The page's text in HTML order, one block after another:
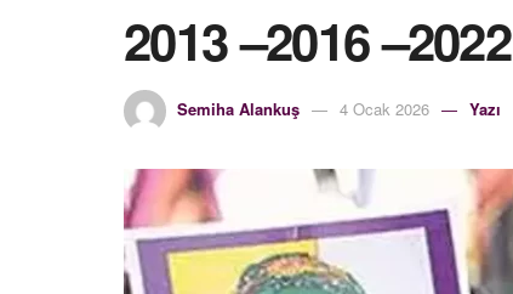
2013 –2016 –2022
Semiha Alankuş 4 Ocak 2026 Yazı